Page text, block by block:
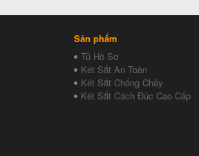
Sản phẩm
Tủ Hồ Sơ
Két Sắt An Toàn
Két Sắt Chống Cháy
Két Sắt Cách Đúc Cao Cấp